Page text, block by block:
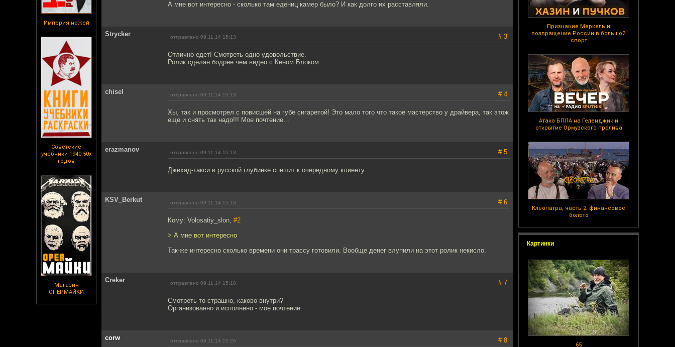
Империя ножей
Советские
учебники 1940-50х
годов
Магазин
ОПЕРМАЙКИ
Признание Меркель и
возвращение России в большой
спорт
Атака БПЛА на Геленджик и
открытие Ормузского пролива
Клеопатра, часть 2: финансовое
болото
Картинки
65
А мне вот интересно - сколько там едениц камер было? И как долго их расставляли.
Strycker отправлено 09.11.14 15:13 # 3
Отлично едет! Смотреть одно удовольствие.
Ролик сделан бодрее чем видео с Кеном Блоком.
chisel отправлено 09.11.14 15:13 # 4
Хы, так и просмотрел с повисшей на губе сигаретой! Это мало того что такое мастерство у драйвера, так этож
еще и снять так надо!!! Мое почтение...
erazmanov отправлено 09.11.14 15:13 # 5
Джихад-такси в русской глубинке спешит к очередному клиенту
KSV_Berkut отправлено 09.11.14 15:18 # 6
Кому: Volosatiy_slon, #2
> А мне вот интересно
Так-же интересно сколько времени они трассу готовили. Вообще денег влупили на этот ролик некисло.
Creker отправлено 09.11.14 15:18 # 7
Смотреть то страшно, каково внутри?
Организованно и исполнено - мое почтение.
corw отправлено 09.11.14 15:26 # 8